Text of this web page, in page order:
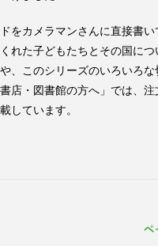
をカメラマンさんに直接書
れた子どもたちとその国に
、このシリーズのいろいろ
店・図書館の方へ」では、
しています。